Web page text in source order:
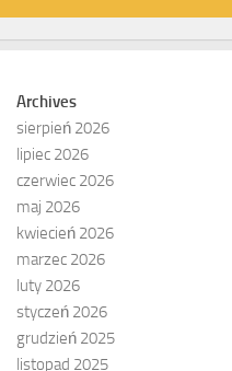
Archives
sierpień 2026
lipiec 2026
czerwiec 2026
maj 2026
kwiecień 2026
marzec 2026
luty 2026
styczeń 2026
grudzień 2025
listopad 2025